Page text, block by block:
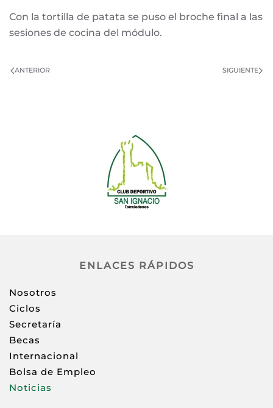
Con la tortilla de patata se puso el broche final a las
sesiones de cocina del módulo.
ANTERIOR SIGUIENTE
ENLACES RÁPIDOS
Nosotros
Ciclos
Secretaría
Becas
Internacional
Bolsa de Empleo
Noticias